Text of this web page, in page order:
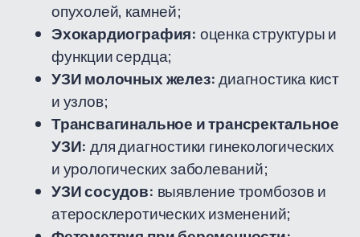
опухолей, камней;
Эхокардиография: оценка структуры и
функции сердца;
УЗИ молочных желез:диагностика кист
и узлов;
Трансвагинальное и трансректальное
УЗИ: для диагностики гинекологических
и урологических заболеваний;
УЗИ сосудов: выявление тромбозов и
атеросклеротических изменений;